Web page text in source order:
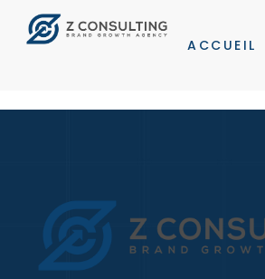
ACCUEIL